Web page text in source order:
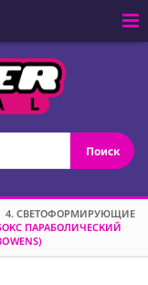
Поиск
4. СВЕТОФОРМИРУЮЩИЕ
ПАРАБОЛИЧЕСКИЙ